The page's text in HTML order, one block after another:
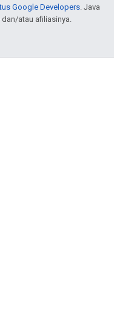
Google Developers. Java
atau afiliasinya.